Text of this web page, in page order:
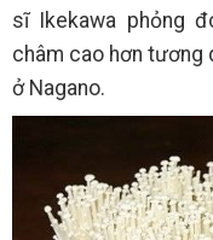
sĩ Ikekawa phỏng
châm cao hơn tương
ở Nagano.